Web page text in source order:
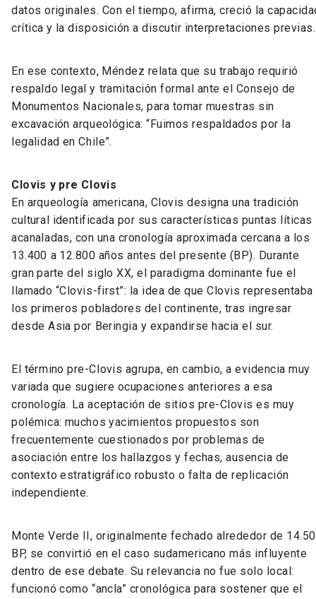
datos originales. Con el tiempo, afirma, creció la
crítica y la disposición a discutir interpretaciones previas.
En ese contexto, Méndez relata que su trabajo requirió
respaldo legal y tramitación formal ante el Consejo de
Monumentos Nacionales, para tomar muestras sin
excavación arqueológica: “Fuimos respaldados por la
legalidad en Chile”.
Clovis y pre Clovis
En arqueología americana, Clovis designa una tradición
cultural identificada por sus características puntas líticas
acanaladas, con una cronología aproximada cercana a los
13.400 a 12.800 años antes del presente (BP). Durante
gran parte del siglo XX, el paradigma dominante fue el
llamado “Clovis-first”: la idea de que Clovis representaba
los primeros pobladores del continente, tras ingresar
desde Asia por Beringia y expandirse hacia el sur.
El término pre-Clovis agrupa, en cambio, a evidencia muy
variada que sugiere ocupaciones anteriores a esa
cronología. La aceptación de sitios pre-Clovis es muy
polémica: muchos yacimientos propuestos son
frecuentemente cuestionados por problemas de
asociación entre los hallazgos y fechas, ausencia de
contexto estratigráfico robusto o falta de replicación
independiente.
Monte Verde II, originalmente fechado alrededor de
BP, se convirtió en el caso sudamericano más influyente
dentro de ese debate. Su relevancia no fue solo local:
funcionó como “ancla” cronológica para sostener que el